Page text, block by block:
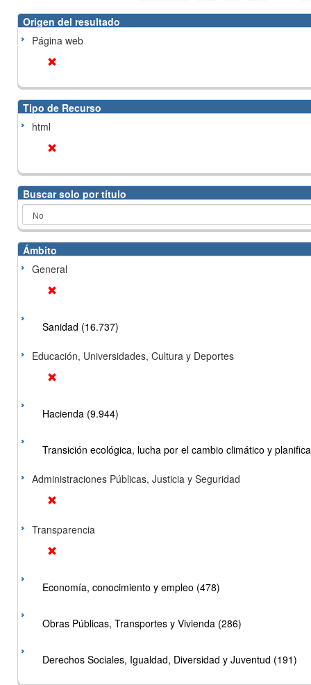
Origen del resultado
Página web
Tipo de Recurso
html
Buscar solo por título
Ámbito
General
Sanidad (16.737)
Educación, Universidades, Cultura y Deportes
Hacienda (9.944)
Transición ecológica, lucha por el cambio climático y
Administraciones Públicas, Justicia y Seguridad
Transparencia
Economía, conocimiento y empleo (478)
Obras Públicas, Transportes y Vivienda (286)
Derechos Sociales, Igualdad, Diversidad y Juventud (191)